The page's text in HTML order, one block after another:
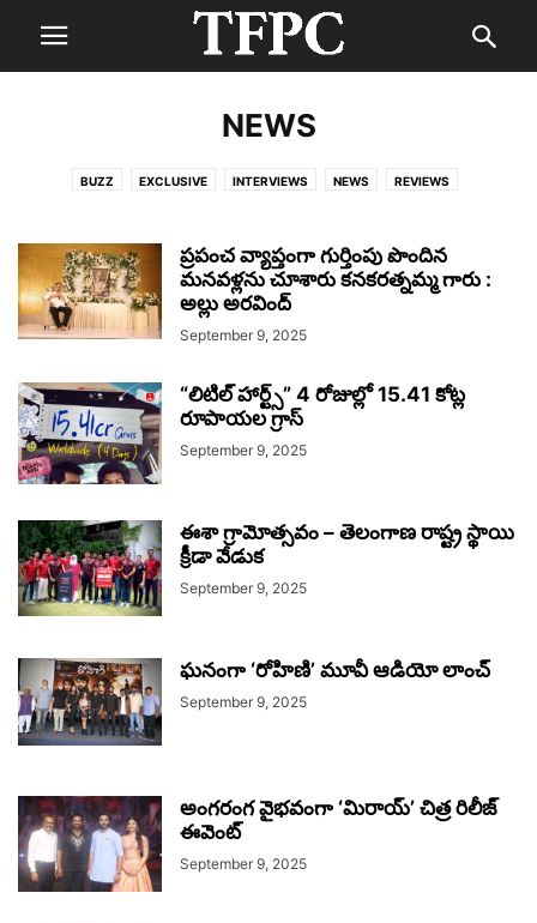
NEWS
BUZZ EXCLUSIVE INTERVIEWS NEWS REVIEWS
ప్రపంచ వ్యాప్తంగా గుర్తింపు పొందిన
మనవళ్లను చూశారు కనకరత్నమ్మ గారు :
అల్లు అరవింద్
September 9, 2025
“లిటిల్ హార్ట్స్” 4 రోజుల్లో 15.41 కోట్ల
రూపాయల గ్రాస్
September 9, 2025
ఈశా గ్రామోత్సవం – తెలంగాణ రాష్ట్ర స్థాయి
క్రీడా వేడుక
September 9, 2025
ఘనంగా ‘రోహిణి’ మూవీ ఆడియో లాంచ్
September 9, 2025
అంగరంగ వైభవంగా ‘మిరాయ్‌’ చిత్ర రిలీజ్
ఈవెంట్
September 9, 2025